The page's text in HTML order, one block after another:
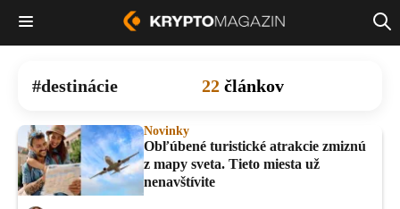
destinácie 22 článkov
Novinky
Obľúbené turistické atrakcie zmiznú
z mapy sveta. Tieto miesta už
nenavštívite